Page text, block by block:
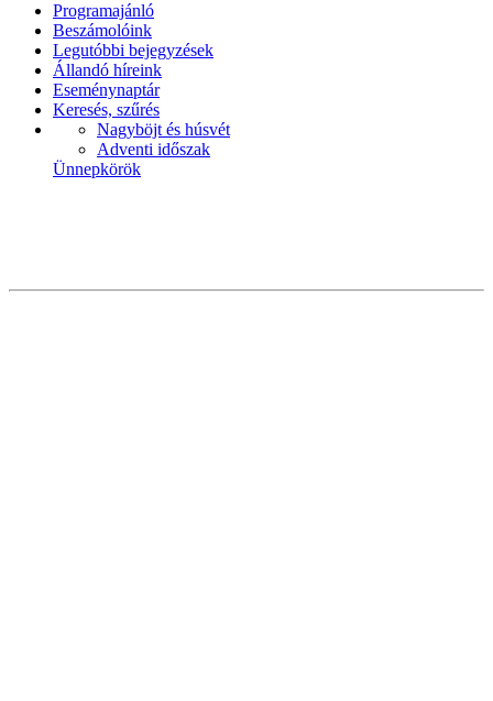
Programajánló
Beszámolóink
Legutóbbi bejegyzések
Állandó híreink
Eseménynaptár
Keresés, szűrés
Nagyböjt és húsvét
Adventi időszak
Ünnepkörök